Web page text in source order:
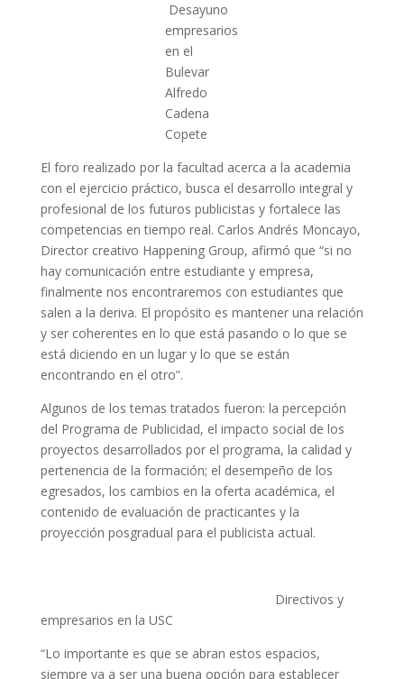
Desayuno
empresarios
en el
Bulevar
Alfredo
Cadena
Copete
El foro realizado por la facultad acerca a la academia
con el ejercicio práctico, busca el desarrollo integral y
profesional de los futuros publicistas y fortalece las
competencias en tiempo real. Carlos Andrés Moncayo,
Director creativo Happening Group, afirmó que “si no
hay comunicación entre estudiante y empresa,
finalmente nos encontraremos con estudiantes que
salen a la deriva. El propósito es mantener una relación
y ser coherentes en lo que está pasando o lo que se
está diciendo en un lugar y lo que se están
encontrando en el otro”.
Algunos de los temas tratados fueron: la percepción
del Programa de Publicidad, el impacto social de los
proyectos desarrollados por el programa, la calidad y
pertenencia de la formación; el desempeño de los
egresados, los cambios en la oferta académica, el
contenido de evaluación de practicantes y la
proyección posgradual para el publicista actual.
Directivos y
empresarios en la USC
“Lo importante es que se abran estos espacios,
siempre va a ser una buena opción para establecer